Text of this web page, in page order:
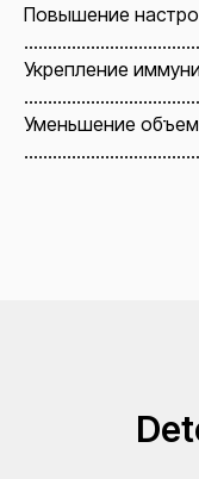
Повышение
Укрепление
Уменьшение